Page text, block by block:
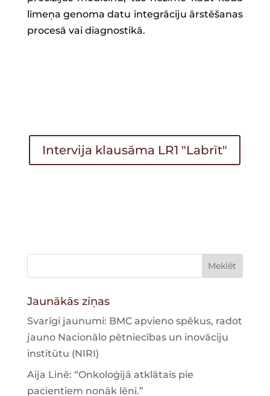
līmeņa genoma datu integrāciju ārstēšanas
procesā vai diagnostikā.
Intervija klausāma LR1 "Labrīt"
Jaunākās ziņas
Svarīgi jaunumi: BMC apvieno spēkus, radot
jauno Nacionālo pētniecības un inovāciju
institūtu (NIRI)
Aija Linē: “Onkoloģijā atklātais pie
pacientiem nonāk lēni.”